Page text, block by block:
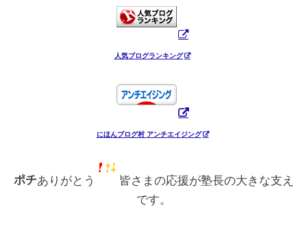
人気ブログランキング
にほんブログ村 アンチエイジング
ポチありがとう
皆さまの応援が塾長の大きな支え
です。